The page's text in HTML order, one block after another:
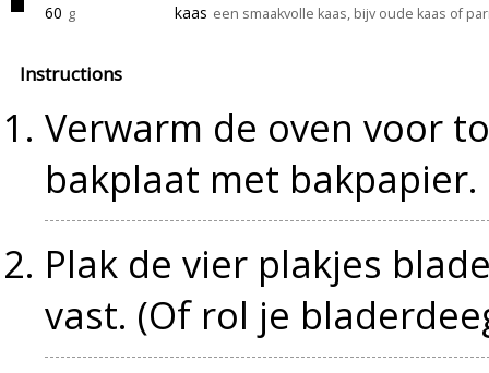
60 g kaas een smaakvolle kaas, bijv oude kaas of
Instructions
Verwarm de oven voor
bakplaat met bakpapier.
Plak de vier plakjes
vast. (Of rol je